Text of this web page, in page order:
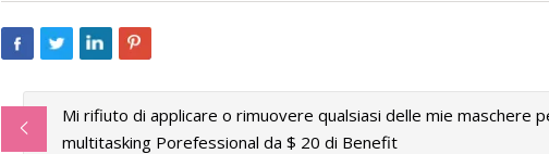
Mi rifiuto di applicare o rimuovere qualsiasi delle mie maschere
multitasking Porefessional da $ 20 di Benefit